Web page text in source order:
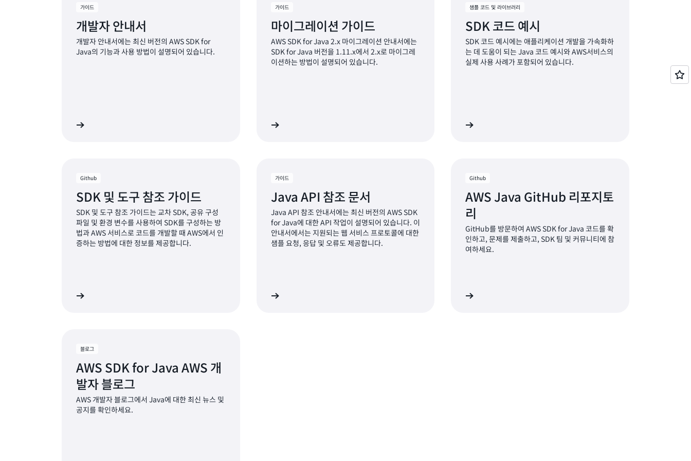
가이드
개발자 안내서
개발자 안내서에는 최신 버전의 AWS SDK for
Java의 기능과 사용 방법이 설명되어 있습니다.
가이드
마이그레이션 가이드
AWS SDK for Java 2.x 마이그레이션 안내서에는
SDK for Java 버전을 1.11.x에서 2.x로 마이그레
이션하는 방법이 설명되어 있습니다.
샘플 코드 및 라이브러리
SDK 코드 예시
SDK 코드 예시에는 애플리케이션 개발을 가속화하
는 데 도움이 되는 Java 코드 예시와 AWS서비스의
실제 사용 사례가 포함되어 있습니다.
Github
SDK 및 도구 참조 가이드
SDK 및 도구 참조 가이드는 교차 SDK, 공유 구성
파일 및 환경 변수를 사용하여 SDK를 구성하는 방
법과 AWS 서비스로 코드를 개발할 때 AWS에서 인
증하는 방법에 대한 정보를 제공합니다.
가이드
Java API 참조 문서
Java API 참조 안내서에는 최신 버전의 AWS SDK
for Java에 대한 API 작업이 설명되어 있습니다. 이
안내서에서는 지원되는 웹 서비스 프로토콜에 대한
샘플 요청, 응답 및 오류도 제공합니다.
Github
AWS Java GitHub 리포지토
리
GitHub를 방문하여 AWS SDK for Java 코드를 확
인하고, 문제를 제출하고, SDK 팀 및 커뮤니티에 참
여하세요.
블로그
AWS SDK for Java AWS 개
발자 블로그
AWS 개발자 블로그에서 Java에 대한 최신 뉴스 및
공지를 확인하세요.